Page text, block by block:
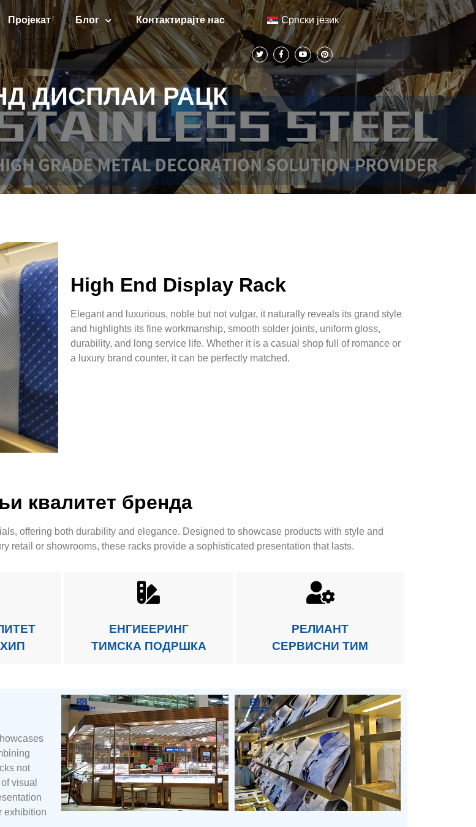
Пројекат Блог Контактирајте нас Српски језик
ДИСПЛАИ РАЦК
High End Display Rack
Elegant and luxurious, noble but not vulgar, it naturally reveals its grand style
and highlights its fine workmanship, smooth solder joints, uniform gloss,
durability, and long service life. Whether it is a casual shop full of romance or
a luxury brand counter, it can be perfectly matched.
квалитет бренда
offering both durability and elegance. Designed to showcase products with style and
retail or showrooms, these racks provide a sophisticated presentation that lasts.
ЕНГИЕЕРИНГ
ТИМСКА ПОДРШКА
РЕЛИАНТ
СЕРВИСНИ ТИМ
not
visual
exhibition